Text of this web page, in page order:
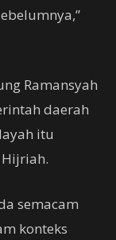
Ramansyah
daerah
itu
semacam
konteks